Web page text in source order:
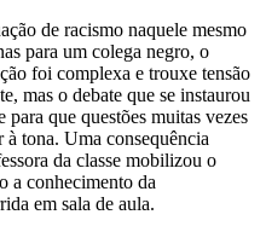
de racismo naquele mesmo
para um colega negro, o
foi complexa e trouxe tensão
mas o debate que se instaurou
que questões muitas vezes
tona. Uma consequência
da classe mobilizou o
a conhecimento da
em sala de aula.